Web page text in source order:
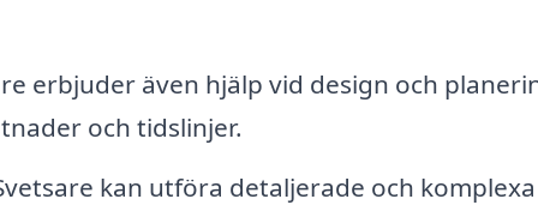
erbjuder även hjälp vid design och
och tidslinjer.
kan utföra detaljerade och komplexa